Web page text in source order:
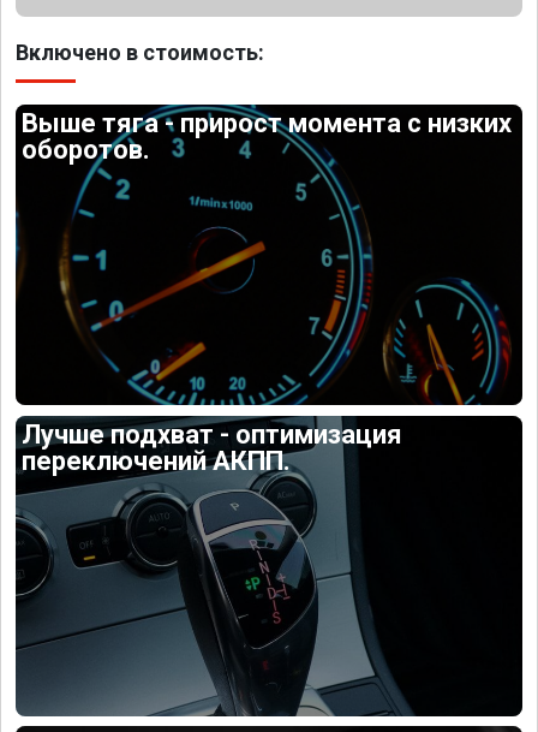
Включено в стоимость:
Выше тяга - прирост момента с низких
оборотов.
Лучше подхват - оптимизация
переключений АКПП.